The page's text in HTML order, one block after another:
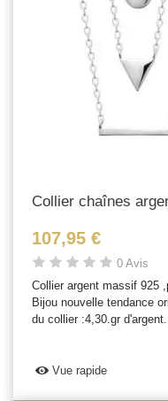
Collier chaînes
107,95 €
0 Avis
Collier argent massif 925
Bijou nouvelle tendance
du collier :4,30.gr
Vue rapide